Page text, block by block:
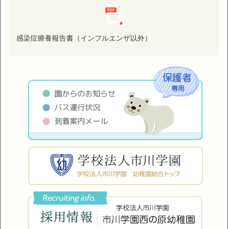
感染症療養報告書（インフルエンザ以外）